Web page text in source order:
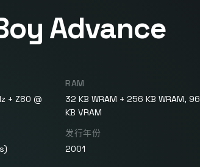
Advance
+ Z80 @
RAM
32 KB WRAM + 256 KB WRAM, 96
KB VRAM
发行年份
2001